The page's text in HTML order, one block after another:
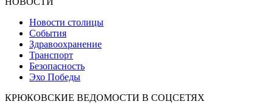
Новости столицы
События
Здравоохранение
Транспорт
Безопасность
Эхо Победы
КРЮКОВСКИЕ ВЕДОМОСТИ В СОЦСЕТЯХ